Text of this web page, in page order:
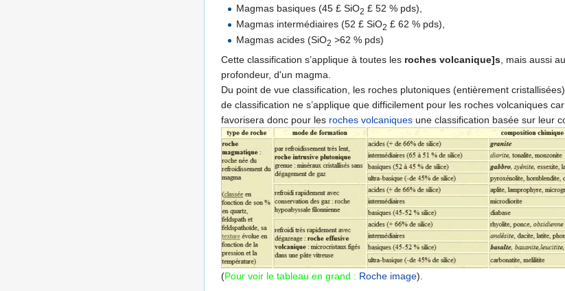
Magmas basiques (45 £ SiO2 £ 52 % pds),
Magmas intermédiaires (52 £ SiO2 £ 62 % pds),
Magmas acides (SiO2 >62 % pds)
Cette classification s’applique à toutes les roches volcanique]s, mais aussi
profondeur, d'un magma.
Du point de vue classification, les roches plutoniques (entièrement
de classification ne s’applique que difficilement pour les roches volcaniques
favorisera donc pour les roches volcaniques une classification basée sur leur
(Pour voir le tableau en grand : Roche image).